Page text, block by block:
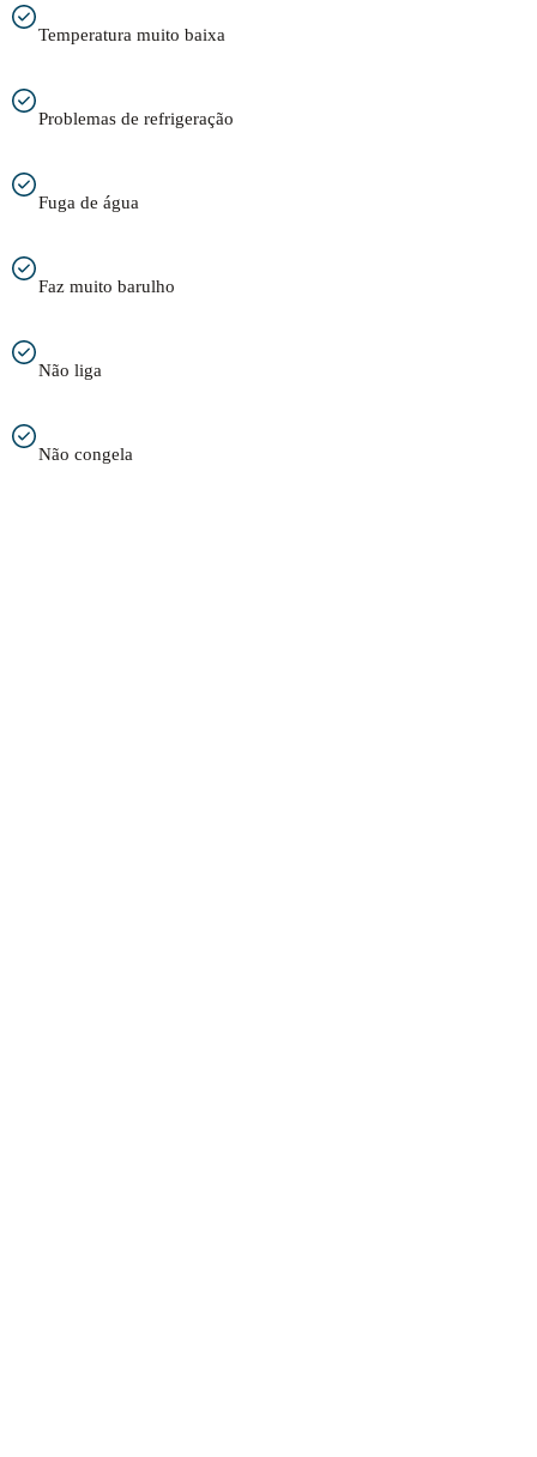
Temperatura muito baixa
Problemas de refrigeração
Fuga de água
Faz muito barulho
Não liga
Não congela